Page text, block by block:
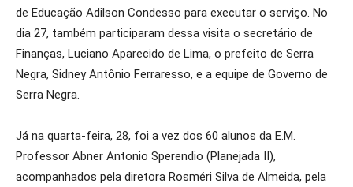
de Educação Adilson Condesso para executar o serviço. No
dia 27, também participaram dessa visita o secretário de
Finanças, Luciano Aparecido de Lima, o prefeito de Serra
Negra, Sidney Antônio Ferraresso, e a equipe de Governo de
Serra Negra.
Já na quarta-feira, 28, foi a vez dos 60 alunos da E.M.
Professor Abner Antonio Sperendio (Planejada II),
acompanhados pela diretora Rosméri Silva de Almeida, pela